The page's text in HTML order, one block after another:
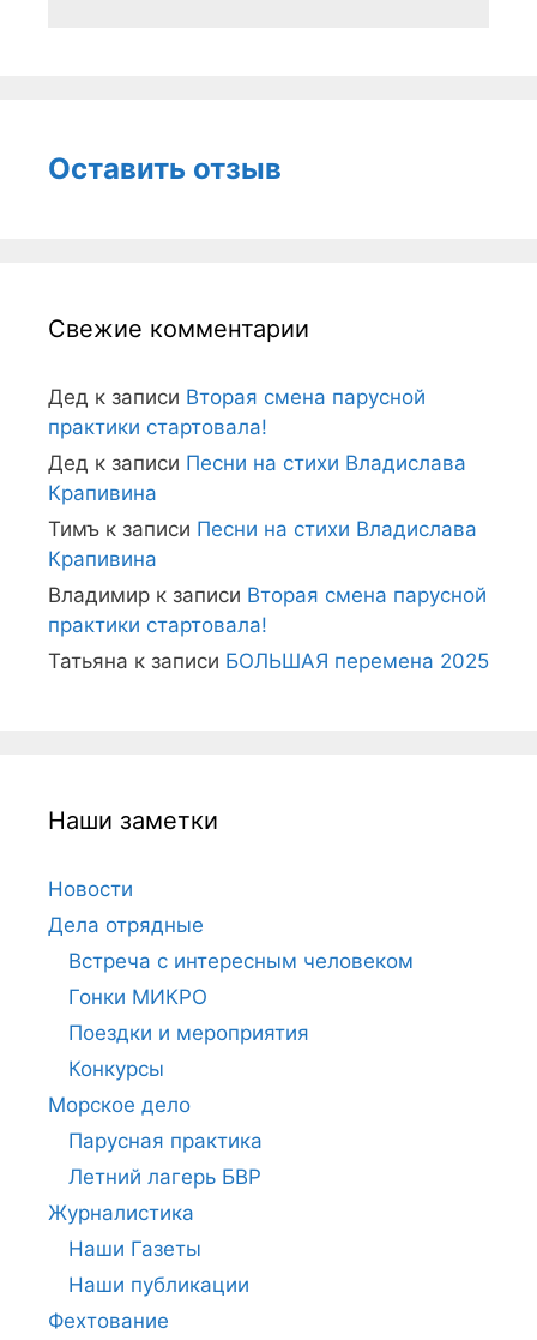
Оставить отзыв
Свежие комментарии
Дед к записи Вторая смена парусной
практики стартовала!
Дед к записи Песни на стихи Владислава
Крапивина
Тимъ к записи Песни на стихи Владислава
Крапивина
Владимир к записи Вторая смена парусной
практики стартовала!
Татьяна к записи БОЛЬШАЯ перемена 2025
Наши заметки
Новости
Дела отрядные
Встреча с интересным человеком
Гонки МИКРО
Поездки и мероприятия
Конкурсы
Морское дело
Парусная практика
Летний лагерь БВР
Журналистика
Наши Газеты
Наши публикации
Фехтование